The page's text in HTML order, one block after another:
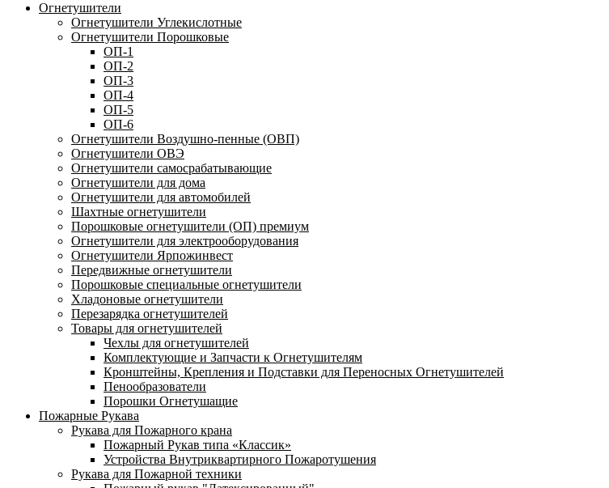
Огнетушители
Огнетушители Углекислотные
Огнетушители Порошковые
ОП-1
ОП-2
ОП-3
ОП-4
ОП-5
ОП-6
Огнетушители Воздушно-пенные (ОВП)
Огнетушители ОВЭ
Огнетушители самосрабатывающие
Огнетушители для дома
Огнетушители для автомобилей
Шахтные огнетушители
Порошковые огнетушители (ОП) премиум
Огнетушители для электрооборудования
Огнетушители Ярпожинвест
Передвижные огнетушители
Порошковые специальные огнетушители
Хладоновые огнетушители
Перезарядка огнетушителей
Товары для огнетушителей
Чехлы для огнетушителей
Комплектующие и Запчасти к Огнетушителям
Кронштейны, Крепления и Подставки для Переносных Огнетушителей
Пенообразователи
Порошки Огнетушащие
Пожарные Рукава
Рукава для Пожарного крана
Пожарный Рукав типа «Классик»
Устройства Внутриквартирного Пожаротушения
Рукава для Пожарной техники